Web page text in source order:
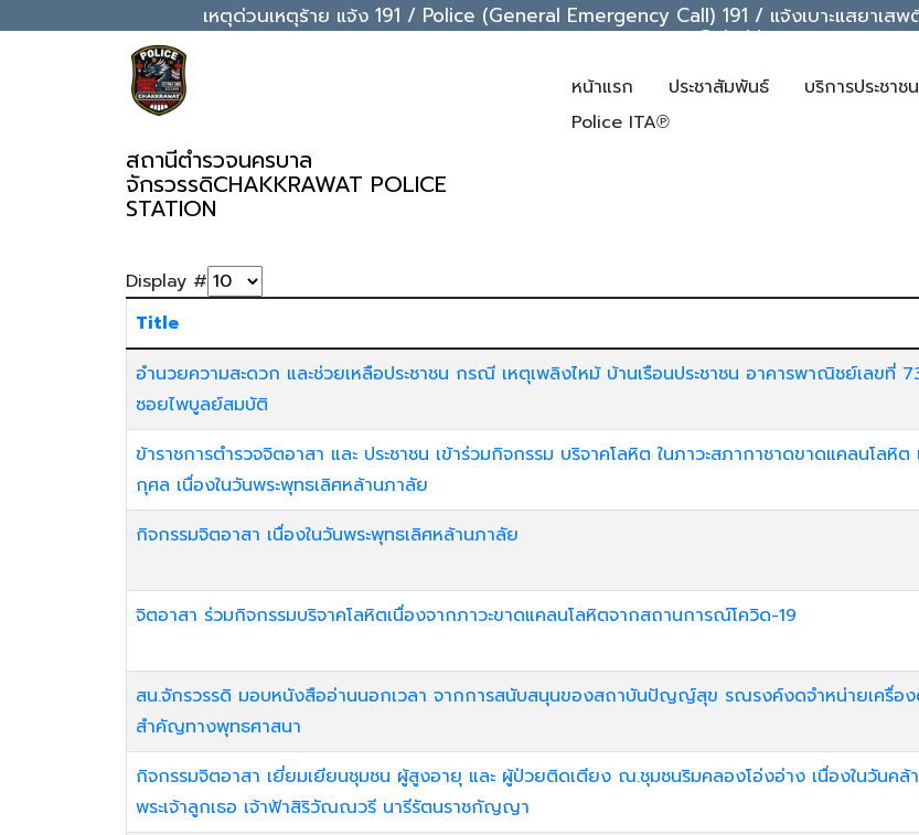
เหตุด่วนเหตุร้าย แจ้ง 191 / Police (General Emergency Call) 191 / แจ้งเบาะแสยา
support@chakkrawat.com
สถานีตำรวจนครบาล
จักรวรรดิCHAKKRAWAT POLICE
STATION
หน้าแรก ประชาสัมพันธ์ บริการประชาชน
Police ITA℗
Display #
Title
อำนวยความสะดวก และช่วยเหลือประชาชน กรณี เหตุเพลิงไหม้ บ้านเรือนประชาชน อาคารพาณิชย์เลขที่
ซอยไพบูลย์สมบัติ
ข้าราชการตำรวจจิตอาสา และ ประชาชน เข้าร่วมกิจกรรม บริจาคโลหิต ในภาวะสภากาชาดขาดแคลนโลหิต
กุศล เนื่องในวันพระพุทธเลิศหล้านภาลัย
กิจกรรมจิตอาสา เนื่องในวันพระพุทธเลิศหล้านภาลัย
จิตอาสา ร่วมกิจกรรมบริจาคโลหิตเนื่องจากภาวะขาดแคลนโลหิตจากสถานการณ์โควิด-19
สน.จักรวรรดิ มอบหนังสืออ่านนอกเวลา จากการสนับสนุนของสถาบันปัญญ์สุข รณรงค์งดจำหน่ายเครื่อ
สำคัญทางพุทธศาสนา
กิจกรรมจิตอาสา เยี่ยมเยียนชุมชน ผู้สูงอายุ และ ผู้ป่วยติดเตียง ณ.ชุมชนริมคลองโอ่งอ่าง เนื่องในวันคล้
พระเจ้าลูกเธอ เจ้าฟ้าสิริวัณณวรี นารีรัตนราชกัญญา